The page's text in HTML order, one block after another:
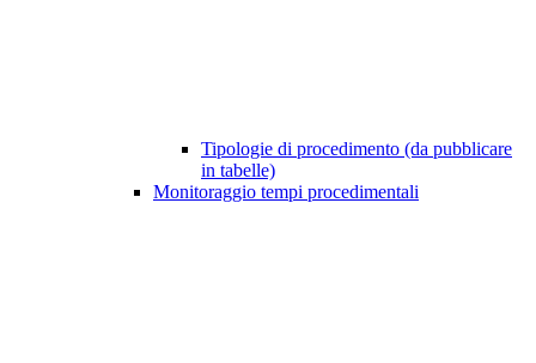
Tipologie di procedimento (da pubblicare
in tabelle)
Monitoraggio tempi procedimentali